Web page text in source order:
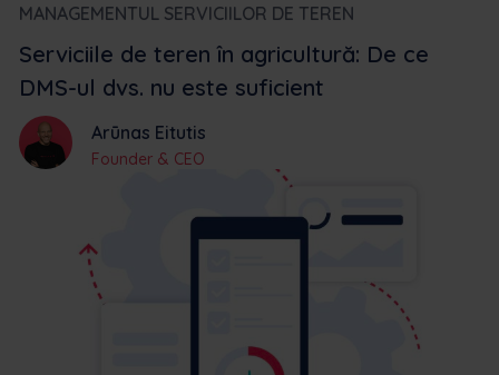
MANAGEMENTUL SERVICIILOR DE TEREN
Serviciile de teren în agricultură: De ce
DMS-ul dvs. nu este suficient
Arūnas Eitutis
Founder & CEO